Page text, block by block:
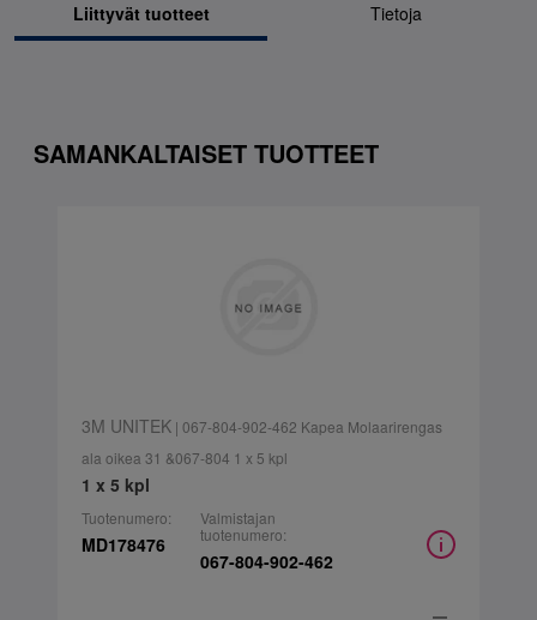
Liittyvät tuotteet Tietoja
SAMANKALTAISET TUOTTEET
3M UNITEK| 067-804-902-462 Kapea Molaarirengas
ala oikea 31 &067-804 1 x 5 kpl
1 x 5 kpl
Tuotenumero:
MD178476
Valmistajan
tuotenumero:
067-804-902-462